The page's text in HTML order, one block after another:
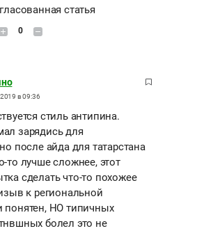
статья
0
2019 в 09:36
стиль антипина.
зарядись для
после айда для татарстана
то лучше сложнее, этот
сделать что-то похожее
к региональной
понятен, НО типичных
болел это не